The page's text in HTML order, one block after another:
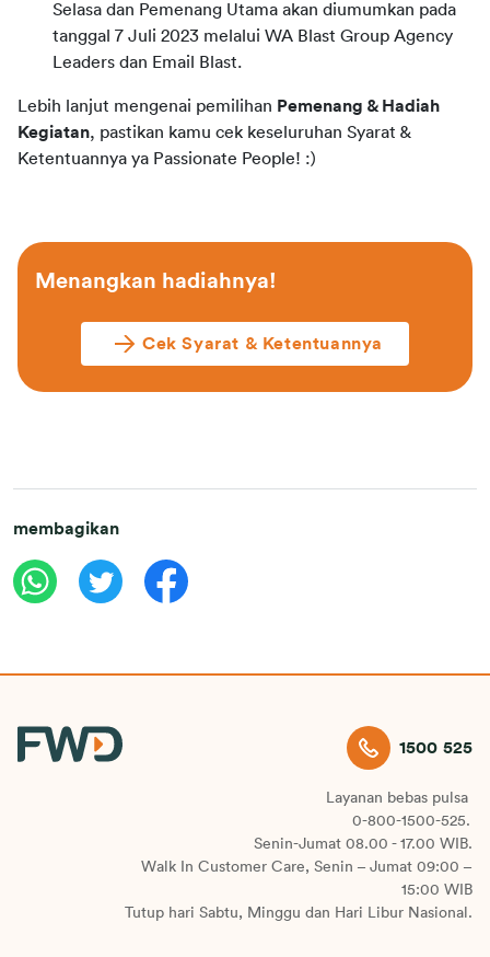
Selasa dan Pemenang Utama akan diumumkan pada
tanggal 7 Juli 2023 melalui WA Blast Group Agency
Leaders dan Email Blast.
Lebih lanjut mengenai pemilihan Pemenang & Hadiah
Kegiatan, pastikan kamu cek keseluruhan Syarat &
Ketentuannya ya Passionate People! :)
Menangkan hadiahnya!
Cek Syarat & Ketentuannya
membagikan
1500 525
Layanan bebas pulsa
0-800-1500-525.
Senin-Jumat 08.00 - 17.00 WIB.
Walk In Customer Care, Senin – Jumat 09:00 –
15:00 WIB
Tutup hari Sabtu, Minggu dan Hari Libur Nasional.